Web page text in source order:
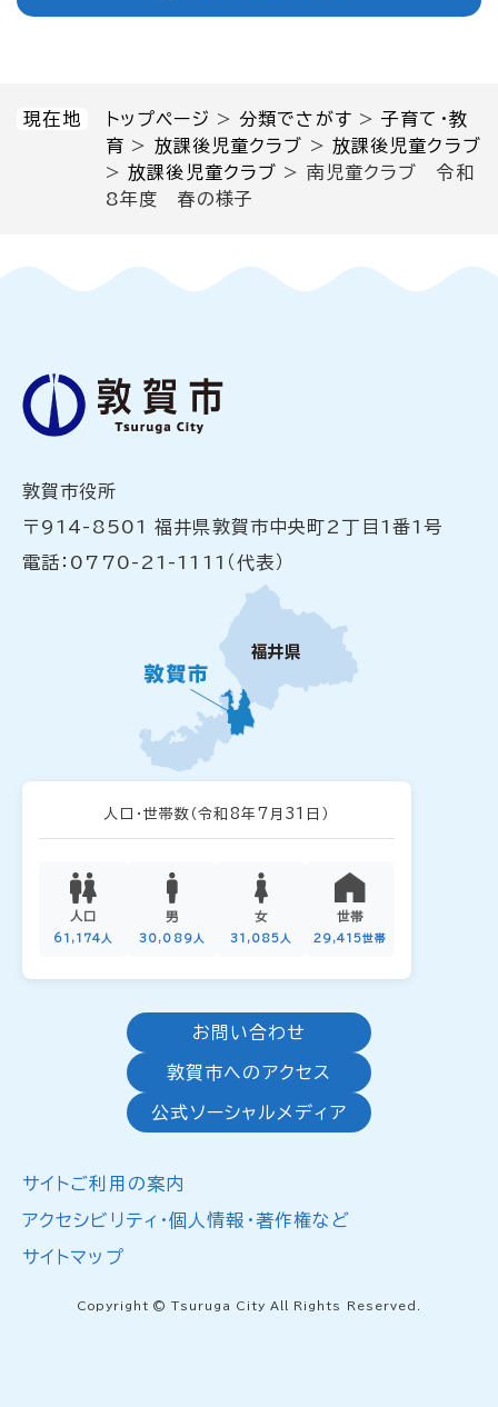
現在地 トップページ >分類でさがす >子育て・教
育 > 放課後児童クラブ > 放課後児童クラブ
>放課後児童クラブ > 南児童クラブ 令和
8年度 春の様子
敦賀市役所
〒914-8501 福井県敦賀市中央町2丁目1番1号
電話：0770-21-1111（代表）
人口・世帯数 （令和8年7月31日）
人口
61,174人
男
30,089人
女
31,085人
世帯
29,415世帯
お問い合わせ
敦賀市へのアクセス
公式ソーシャルメディア
サイトご利用の案内
アクセシビリティ・個人情報・著作権など
サイトマップ
Copyright © Tsuruga City All Rights Reserved.